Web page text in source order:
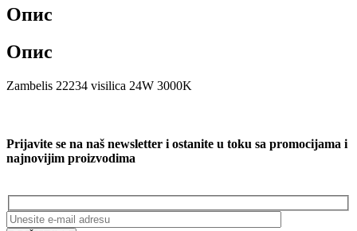
Опис
Опис
Zambelis 22234 visilica 24W 3000K
Prijavite se na naš newsletter i ostanite u toku sa promocijama i
najnovijim proizvodima